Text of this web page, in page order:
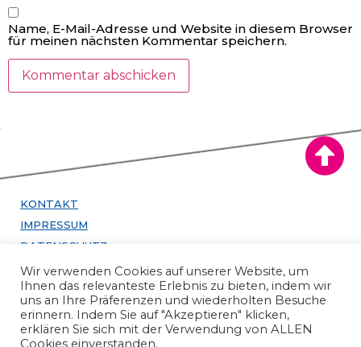
Name, E-Mail-Adresse und Website in diesem Browser
für meinen nächsten Kommentar speichern.
KONTAKT
IMPRESSUM
DATENSCHUTZ
infos24 GmbH
Stephanstraße 11
10559 Berlin
Telefon +49 30
Wir verwenden Cookies auf unserer Website, um
Ihnen das relevanteste Erlebnis zu bieten, indem wir
uns an Ihre Präferenzen und wiederholten Besuche
erinnern. Indem Sie auf "Akzeptieren" klicken,
erklären Sie sich mit der Verwendung von ALLEN
Cookies einverstanden.